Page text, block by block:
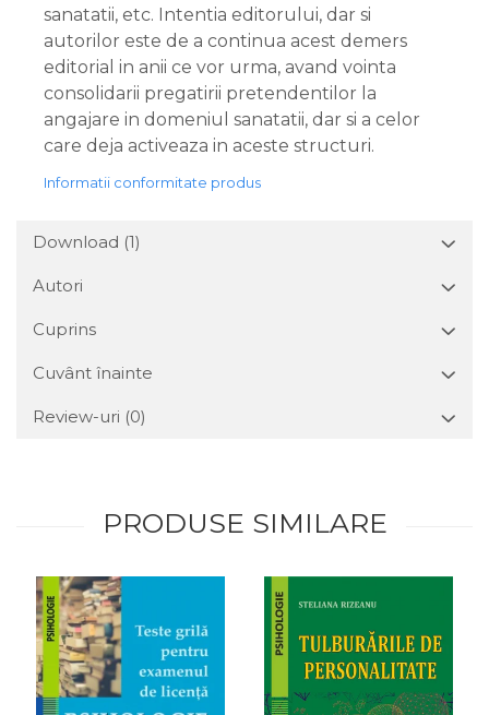
sanatatii, etc. Intentia editorului, dar si
autorilor este de a continua acest demers
editorial in anii ce vor urma, avand vointa
consolidarii pregatirii pretendentilor la
angajare in domeniul sanatatii, dar si a celor
care deja activeaza in aceste structuri.
Informatii conformitate produs
Download (1)
Autori
Cuprins
Cuvânt înainte
Review-uri (0)
PRODUSE SIMILARE